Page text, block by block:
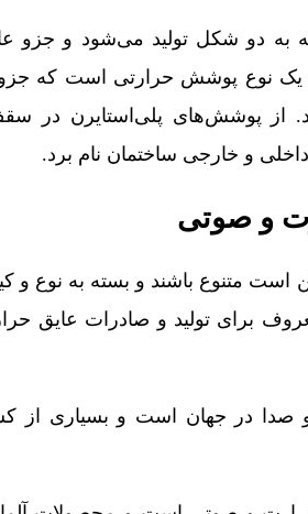
دو شکل تولید می‌شود و جزو
یک نوع پوشش حرارتی است که
پوشش‌های پلی‌استایرن در
و خارجی ساختمان نام برد.
و صوتی
متنوع باشند و بسته به نوع و
برای تولید و صادرات عایق
صدا در جهان است و بسیاری از